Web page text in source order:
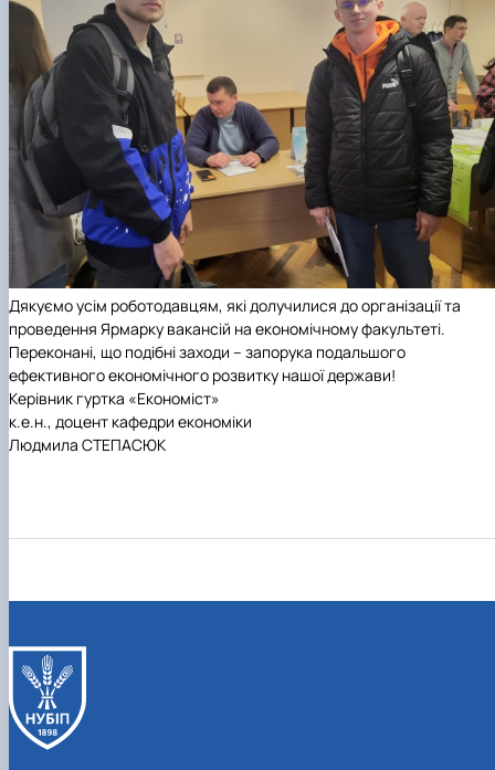
Дякуємо усім роботодавцям, які долучилися до організації та
проведення Ярмарку вакансій на економічному факультеті.
Переконані, що подібні заходи – запорука подальшого
ефективного економічного розвитку нашої держави!
Керівник гуртка «Економіст»
к.е.н., доцент кафедри економіки
Людмила СТЕПАСЮК